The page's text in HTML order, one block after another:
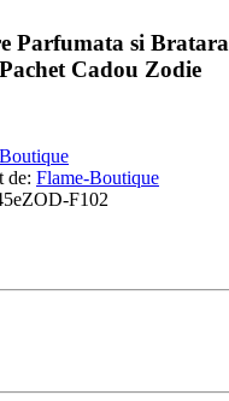
Parfumata si Bratara
Cadou Zodie
de: Flame-Boutique
F102